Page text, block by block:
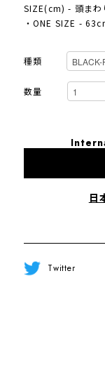
SIZE(cm) - 頭ま
・ONE SIZE -
種類
数量
日
Twitter